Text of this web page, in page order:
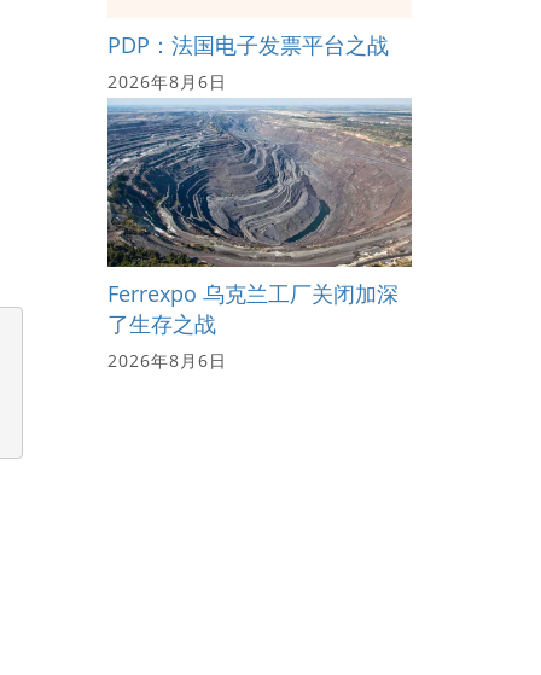
PDP：法国电子发票平台之战
2026年8月6日
Ferrexpo 乌克兰工厂关闭加深
了生存之战
2026年8月6日